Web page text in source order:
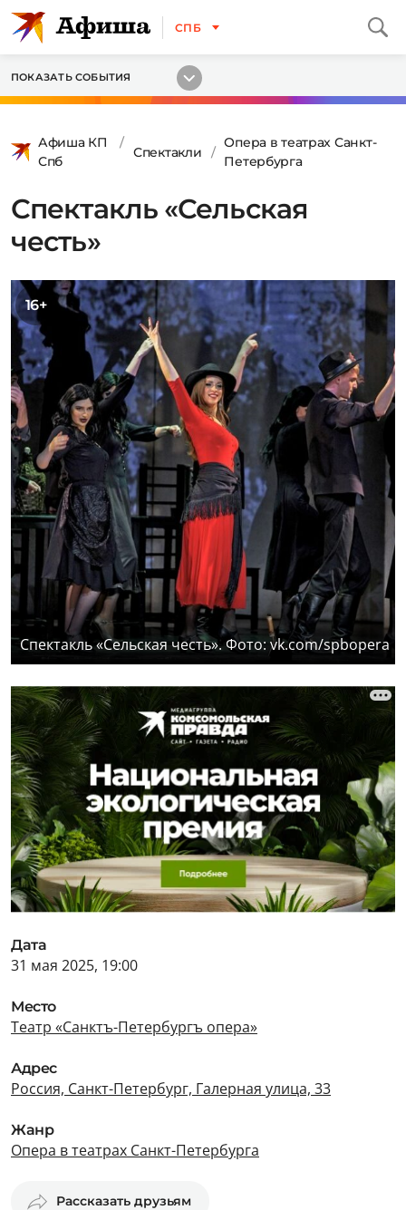
СПБ
ПОКАЗАТЬ СОБЫТИЯ
Афиша КП
Спб
Спектакли
Опера в театрах Санкт-
Петербурга
Спектакль «Сельская
честь»
16+
Спектакль «Сельская честь». Фото: vk.com/spbopera
Дата
31 мая 2025, 19:00
Место
Театр «Санктъ-Петербургъ опера»
Адрес
Россия, Санкт-Петербург, Галерная улица, 33
Жанр
Опера в театрах Санкт-Петербурга
Рассказать друзьям